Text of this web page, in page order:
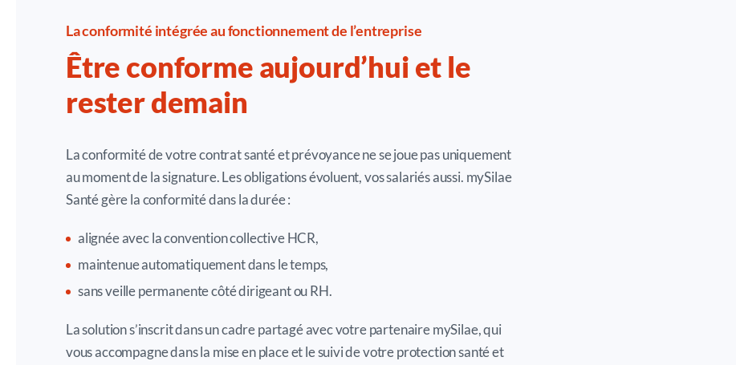
La conformité intégrée au fonctionnement de l’entreprise
Être conforme aujourd’hui et le
rester demain
La conformité de votre contrat santé et prévoyance ne se joue pas uniquement
au moment de la signature. Les obligations évoluent, vos salariés aussi. mySilae
Santé gère la conformité dans la durée :
alignée avec la convention collective HCR,
maintenue automatiquement dans le temps,
sans veille permanente côté dirigeant ou RH.
La solution s’inscrit dans un cadre partagé avec votre partenaire mySilae, qui
vous accompagne dans la mise en place et le suivi de votre protection santé et